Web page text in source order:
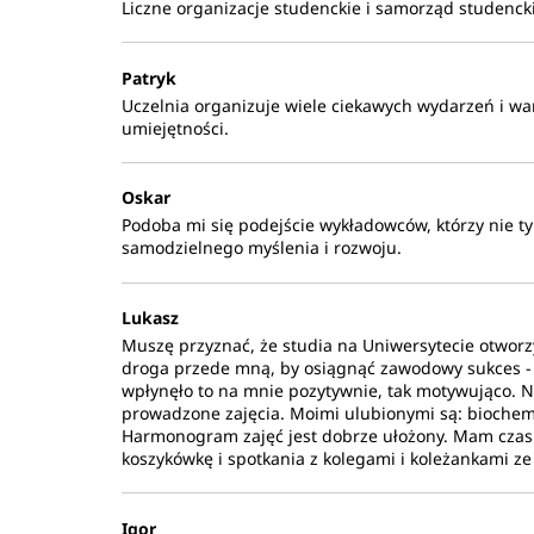
Liczne organizacje studenckie i samorząd
Patryk
Uczelnia organizuje wiele ciekawych wydarzeń i
umiejętności.
Oskar
Podoba mi się podejście wykładowców, którzy nie
samodzielnego myślenia i rozwoju.
Lukasz
Muszę przyznać, że studia na Uniwersytecie
droga przede mną, by osiągnąć zawodowy sukces
wpłynęło to na mnie pozytywnie, tak
prowadzone zajęcia. Moimi ulubionymi są:
Harmonogram zajęć jest dobrze ułożony. Mam
koszykówkę i spotkania z kolegami i koleżankami
Igor